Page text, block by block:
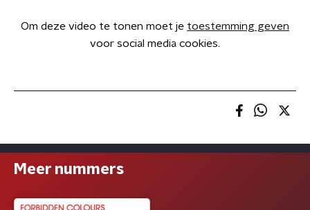
Om deze video te tonen moet je toestemming geven
voor social media cookies.
Meer nummers